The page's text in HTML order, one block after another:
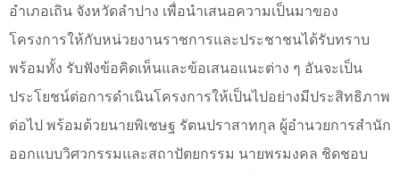
อำเภอเถิน จังหวัดลำปาง เพื่อนำเสนอความเป็นมาของ
โครงการให้กับหน่วยงานราชการและประชาชนได้รับทราบ
พร้อมทั้ง รับฟังข้อคิดเห็นและข้อเสนอแนะต่าง ๆ อันจะเป็น
ประโยชน์ต่อการดำเนินโครงการให้เป็นไปอย่างมีประสิทธิภาพ
ต่อไป พร้อมด้วยนายพิเชษฐ รัตนปราสาทกุล ผู้อำนวยการสำนัก
ออกแบบวิศวกรรมและสถาปัตยกรรม นายพรมงคล ชิดชอบ